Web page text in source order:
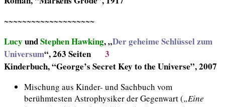
~~~~~~~~~~~~~~~~~~~~
Lucy undStephen Hawking, „Der geheime Schlüssel zum
Universum“, 263 Seiten 3
Kinderbuch, “George’s Secret Key to the Universe”, 2007
Mischung aus Kinder- und Sachbuch vom
berühmtesten Astrophysiker der Gegenwart („Eine